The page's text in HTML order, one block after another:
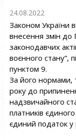
24.08.2022
Законом України
внесення змін до
законодавчих
воєнного стану”,
пунктом 9.
За його нормами,
року до
надзвичайного
платників
єдиний податок у